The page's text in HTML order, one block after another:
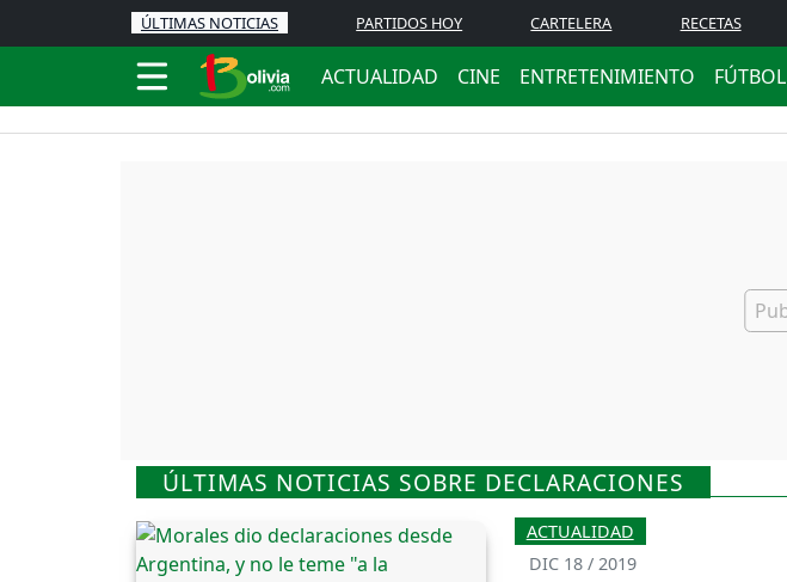
ÚLTIMAS NOTICIAS PARTIDOS HOY CARTELERA RECETAS
ACTUALIDAD CINE ENTRETENIMIENTO FÚTBOL
ÚLTIMAS NOTICIAS SOBRE DECLARACIONES
ACTUALIDAD
DIC 18 / 2019